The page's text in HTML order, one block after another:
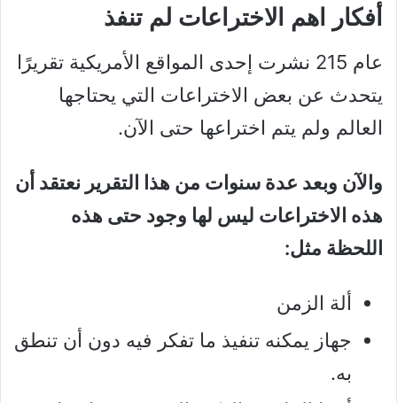
أفكار اهم الاختراعات لم تنفذ
عام 215 نشرت إحدى المواقع الأمريكية تقريرًا
يتحدث عن بعض الاختراعات التي يحتاجها
العالم ولم يتم اختراعها حتى الآن.
والآن وبعد عدة سنوات من هذا التقرير نعتقد أن
هذه الاختراعات ليس لها وجود حتى هذه
اللحظة مثل:
ألة الزمن
جهاز يمكنه تنفيذ ما تفكر فيه دون أن تنطق
به.